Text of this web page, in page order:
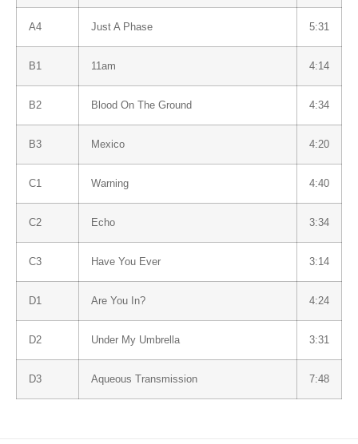
A4 Just A Phase 5:31
B1 11am 4:14
B2 Blood On The Ground 4:34
B3 Mexico 4:20
C1 Warning 4:40
C2 Echo 3:34
C3 Have You Ever 3:14
D1 Are You In? 4:24
D2 Under My Umbrella 3:31
D3 Aqueous Transmission 7:48